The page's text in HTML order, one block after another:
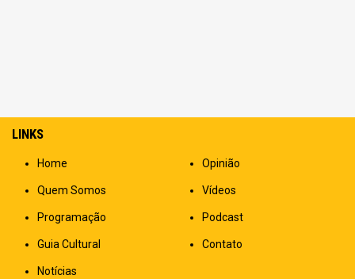
LINKS
Home
Quem Somos
Programação
Guia Cultural
Notícias
Opinião
Vídeos
Podcast
Contato